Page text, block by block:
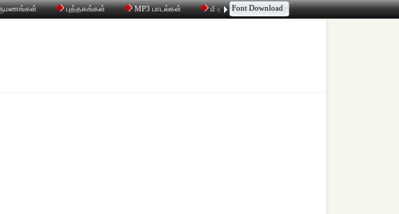
புத்தகங்கள் MP3 பாடல்கள் மின்னஞ்சல் திரட்டி உரையாடல்
Font Download